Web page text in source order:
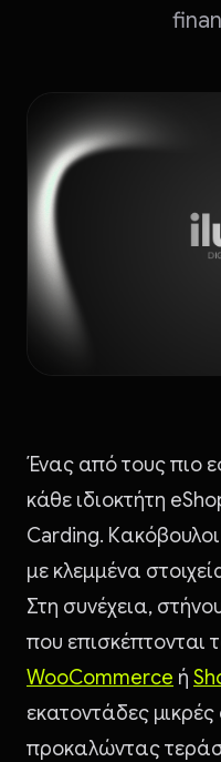
Ένας από τους πιο
κάθε ιδιοκτήτη
Carding.
με κλεμμένα
Στη συνέχεια,
που επισκέπτονται
WooCommerce ή
εκατοντάδες
προκαλώντας